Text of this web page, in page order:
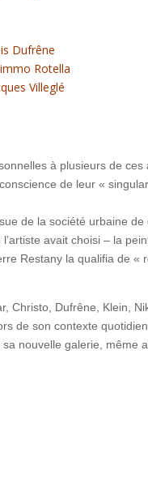
Dufrêne
Rotella
Villeglé
à plusieurs de ces
de leur «
de la société urbaine
avait choisi – la
Restany la qualifia de «
Dufrêne, Klein,
de son contexte
nouvelle galerie, même